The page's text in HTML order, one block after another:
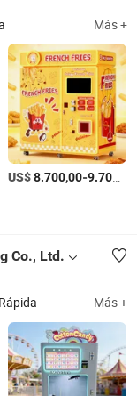
Más +
/Set
US$8.700,00-9.700,00
Co., Ltd.
Más +